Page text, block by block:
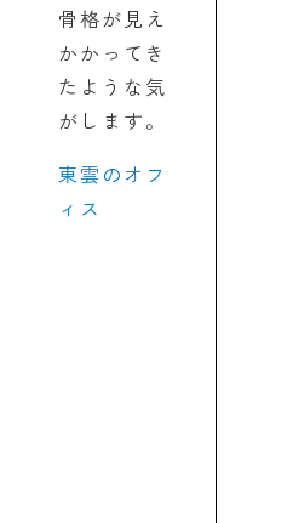
骨格が見え
かかってき
たような気
がします。
東雲のオフ
ィス